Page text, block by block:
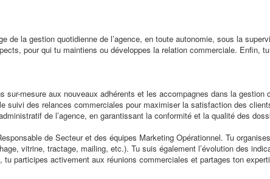
de la gestion quotidienne de l’agence, en toute autonomie, sous la
pour qui tu maintiens ou développes la relation commerciale. Enfin,
sur-mesure aux nouveaux adhérents et les accompagnes dans la
suivi des relances commerciales pour maximiser la satisfaction des
de l’agence, en garantissant la conformité et la qualité des
de Secteur et des équipes Marketing Opérationnel. Tu
vitrine, tractage, mailing, etc.). Tu suis également l’évolution des
tu participes activement aux réunions commerciales et partages ton